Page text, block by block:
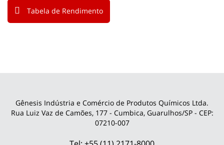
Tabela de Rendimento
Gênesis Indústria e Comércio de Produtos Químicos Ltda.
Rua Luiz Vaz de Camões, 177 - Cumbica, Guarulhos/SP - CEP:
07210-007